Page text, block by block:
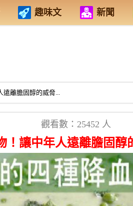
趣味文 新聞
遠離膽固醇的威脅...
觀看數：25452 人
！讓中年人遠離膽固醇